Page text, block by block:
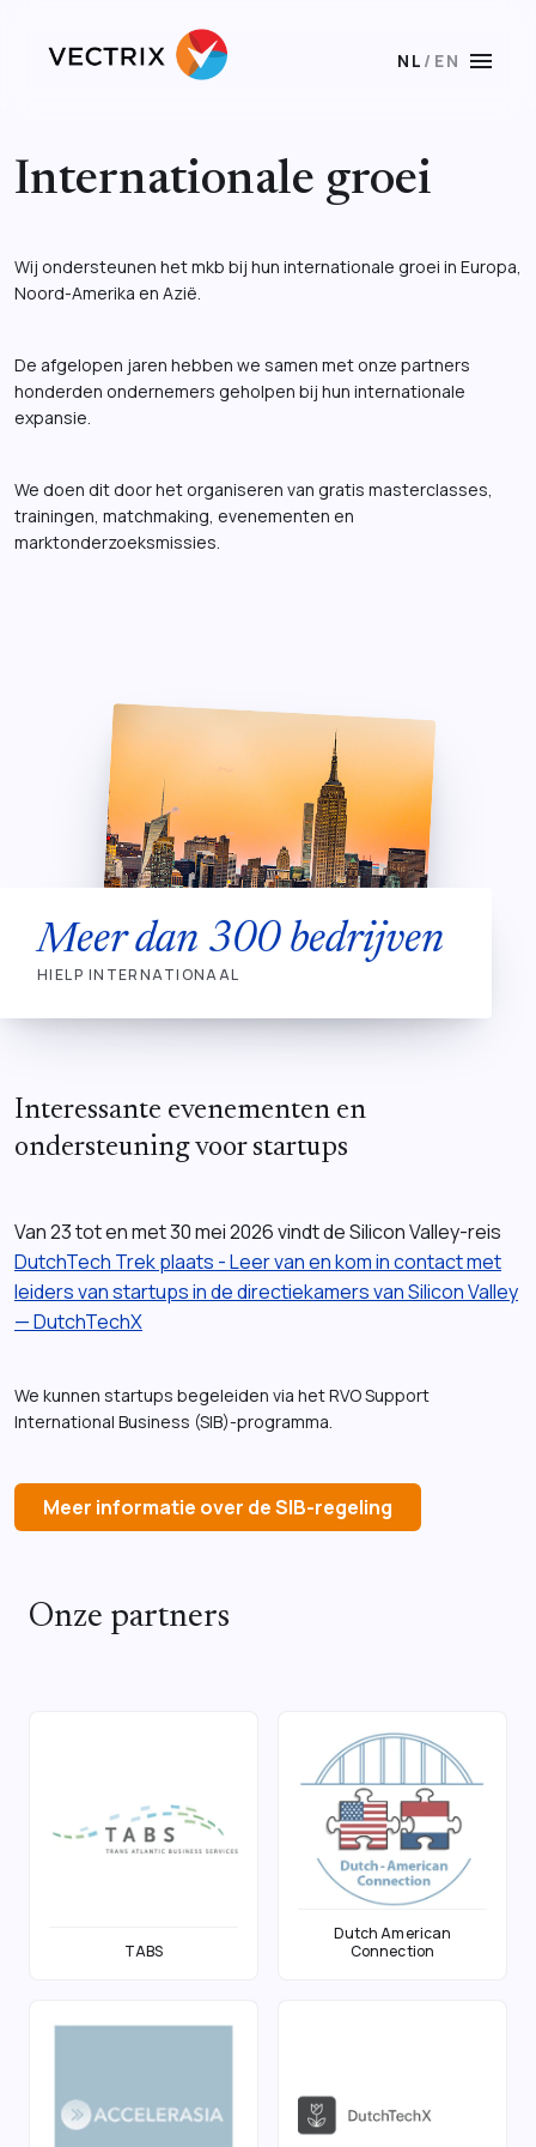
NL / EN menu
Internationale groei
Wij ondersteunen het mkb bij hun internationale groei in Europa,
Noord-Amerika en Azië.
De afgelopen jaren hebben we samen met onze partners
honderden ondernemers geholpen bij hun internationale
expansie.
We doen dit door het organiseren van gratis masterclasses,
trainingen, matchmaking, evenementen en
marktonderzoeksmissies.
Meer dan 300 bedrijven
HIELP INTERNATIONAAL
Interessante evenementen en
ondersteuning voor startups
Van 23 tot en met 30 mei 2026 vindt de Silicon Valley-reis
DutchTech Trek plaats - Leer van en kom in contact met
leiders van startups in de directiekamers van Silicon Valley
— DutchTechX
We kunnen startups begeleiden via het RVO Support
International Business (SIB)-programma.
Meer informatie over de SIB-regeling
Onze partners
TABS
Dutch American
Connection